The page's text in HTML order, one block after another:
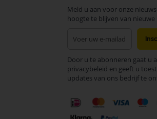
Meld u aan voor onze
hoogte te blijven van nieuwe
onze
nieuwsbrief
Door u te abonneren gaat u
privacybeleid en geeft u
updates van ons bedrijf te